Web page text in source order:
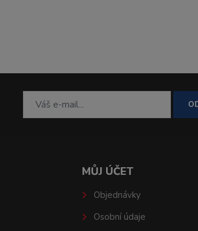
MŮJ ÚČET
Objednávky
Osobní údaje